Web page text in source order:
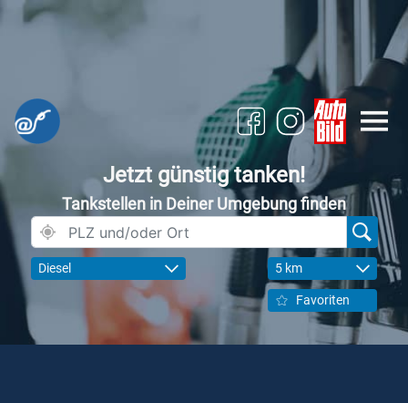
Jetzt günstig tanken!
Tankstellen in Deiner Umgebung finden
Diesel 5 km
Favoriten